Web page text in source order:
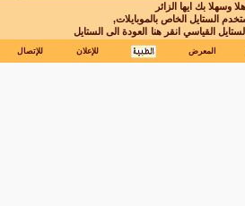
وسهلا بك ايها الزائر
الستايل الخاص بالموبايلات,
القياسي انقر هنا العودة الى الستايل
المعرض للإعلان للإتصال